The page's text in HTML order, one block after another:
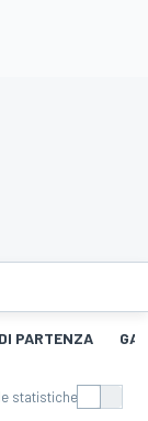
PARTENZA
statistiche